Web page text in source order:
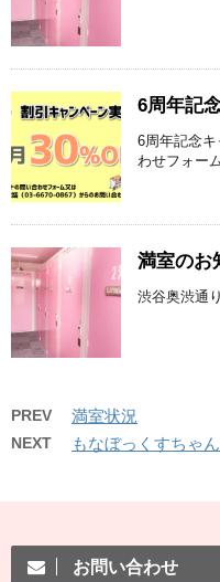
6周年記
6周年記念
わせフォー
満室のお
渋谷奥渋通
PREV 満室状況
NEXT もなぼっくすちゃ
お問い合わせ